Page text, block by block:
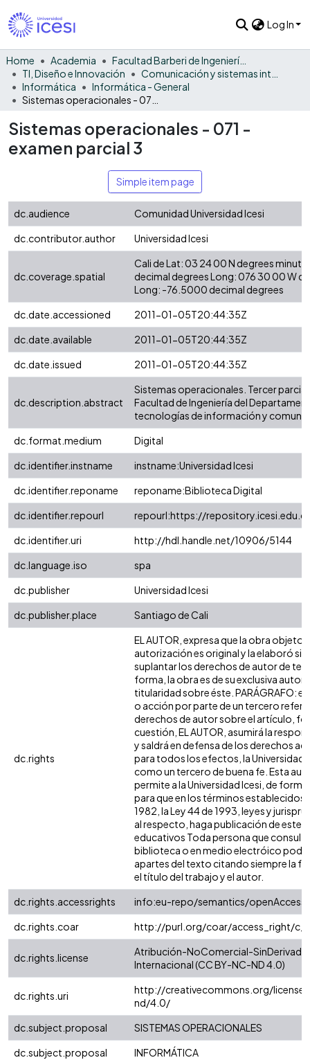
Log In
Home Academia
Facultad Barberi de Ingeniería, Diseño y Ciencias Aplicadas
TI, Diseño e Innovación
Informática
Informática - General
Sistemas operacionales - 071 -
examen parcial 3
Simple item page
dc.audience
Comunidad Universidad Icesi
dc.contributor.author
Universidad Icesi
dc.coverage.spatial
Cali de Lat: 03 24 00 N degrees
decimal degrees Long: 076 30 00 W
Long: -76.5000 decimal degrees
dc.date.accessioned
2011-01-05T20:44:35Z
dc.date.available
2011-01-05T20:44:35Z
dc.date.issued
2011-01-05T20:44:35Z
dc.description.abstract
Sistemas operacionales. Tercer
Facultad de Ingeniería del
tecnologías de información y
dc.format.medium
Digital
dc.identifier.instname
instname:Universidad Icesi
dc.identifier.reponame
reponame:Biblioteca Digital
dc.identifier.repourl
repourl:https://
dc.identifier.uri
http://hdl.handle.net/10906/5144
dc.language.iso
spa
dc.publisher
Universidad Icesi
dc.publisher.place
Santiago de Cali
dc.rights
EL AUTOR, expresa que la obra objeto
autorización es original y la elaboró
suplantar los derechos de autor de
forma, la obra es de su exclusiva
titularidad sobre éste. PARÁGRAFO:
o acción por parte de un tercero
derechos de autor sobre el artículo,
cuestión, EL AUTOR, asumirá la
y saldrá en defensa de los derechos
para todos los efectos, la Universidad
como un tercero de buena fe. Esta
permite a la Universidad Icesi, de
para que en los términos establecidos
1982, la Ley 44 de 1993, leyes y
al respecto, haga publicación de este
educativos Toda persona que consulte
biblioteca o en medio electróico
apartes del texto citando siempre la
el título del trabajo y el autor.
dc.rights.accessrights
info:eu-repo/semantics/openAccess
dc.rights.coar
http://purl.org/coar/access_right/
dc.rights.license
Atribución-NoComercial-
Internacional (CC BY-NC-ND 4.0)
dc.rights.uri
http://creativecommons.org/
nd/4.0/
dc.subject.proposal
SISTEMAS OPERACIONALES
dc.subject.proposal
INFORMÁTICA